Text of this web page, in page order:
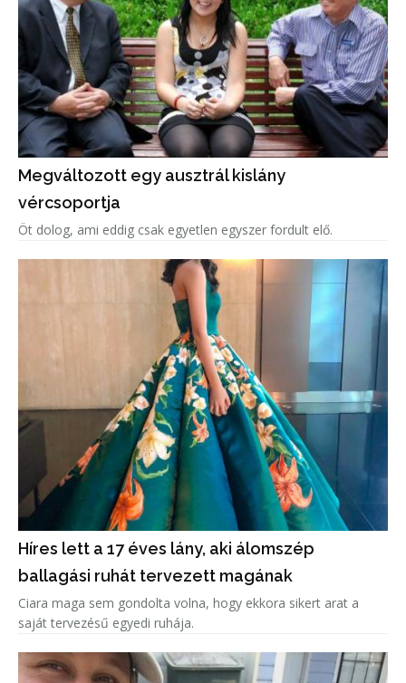
Megváltozott egy ausztrál kislány
vércsoportja
Öt dolog, ami eddig csak egyetlen egyszer fordult elő.
Híres lett a 17 éves lány, aki álomszép
ballagási ruhát tervezett magának
Ciara maga sem gondolta volna, hogy ekkora sikert arat a
saját tervezésű egyedi ruhája.